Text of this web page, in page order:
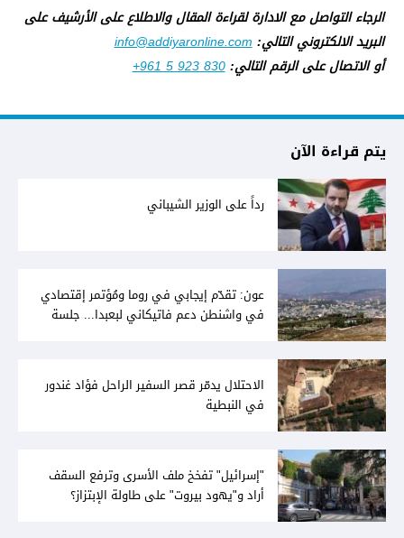
الرجاء التواصل مع الادارة لقراءة المقال والاطلاع على الأرشيف على
البريد الالكتروني التالي:info@addiyaronline.com
أو الاتصال على الرقم التالي:+961 5 923 830
يتم قراءة الآن
رداً على الوزير الشيباني
عون: تقدّم إيجابي في روما ومُؤتمر إقتصادي
في واشنطن دعم فاتيكاني لبعبدا... جلسة
الاحتلال يدمّر قصر السفير الراحل فؤاد غندور
في النبطية
"إسرائيل" تفخخ ملف الأسرى وترفع السقف
أراد و"يهود بيروت" على طاولة الإبتزاز؟